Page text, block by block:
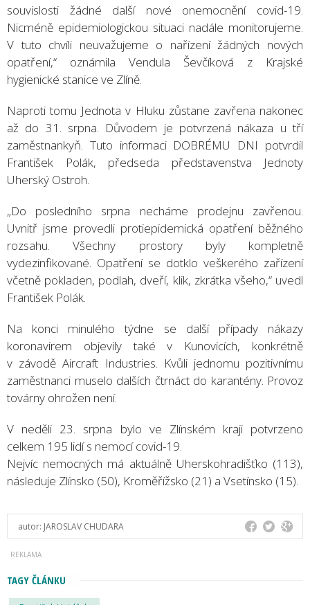
souvislosti žádné další nové onemocnění covid-19.
Nicméně epidemiologickou situaci nadále monitorujeme.
V tuto chvíli neuvažujeme o nařízení žádných nových
opatření,“ oznámila Vendula Ševčíková z Krajské
hygienické stanice ve Zlíně.
Naproti tomu Jednota v Hluku zůstane zavřena nakonec
až do 31. srpna. Důvodem je potvrzená nákaza u tří
zaměstnankyň. Tuto informaci DOBRÉMU DNI potvrdil
František Polák, předseda představenstva Jednoty
Uherský Ostroh.
„Do posledního srpna necháme prodejnu zavřenou.
Uvnitř jsme provedli protiepidemická opatření běžného
rozsahu. Všechny prostory byly kompletně
vydezinfikované. Opatření se dotklo veškerého zařízení
včetně pokladen, podlah, dveří, klik, zkrátka všeho,“ uvedl
František Polák.
Na konci minulého týdne se další případy nákazy
koronavirem objevily také v Kunovicích, konkrétně
v závodě Aircraft Industries. Kvůli jednomu pozitivnímu
zaměstnanci muselo dalších čtrnáct do karantény. Provoz
továrny ohrožen není.
V neděli 23. srpna bylo ve Zlínském kraji potvrzeno
celkem 195 lidí s nemocí covid-19.
Nejvíc nemocných má aktuálně Uherskohradišťko (113),
následuje Zlínsko (50), Kroměřížsko (21) a Vsetínsko (15).
autor: JAROSLAV CHUDARA
TAGY ČLÁNKU